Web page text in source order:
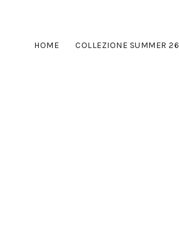
HOME COLLEZIONE SUMMER 26